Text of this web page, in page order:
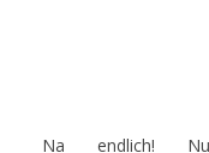
Na endlich!